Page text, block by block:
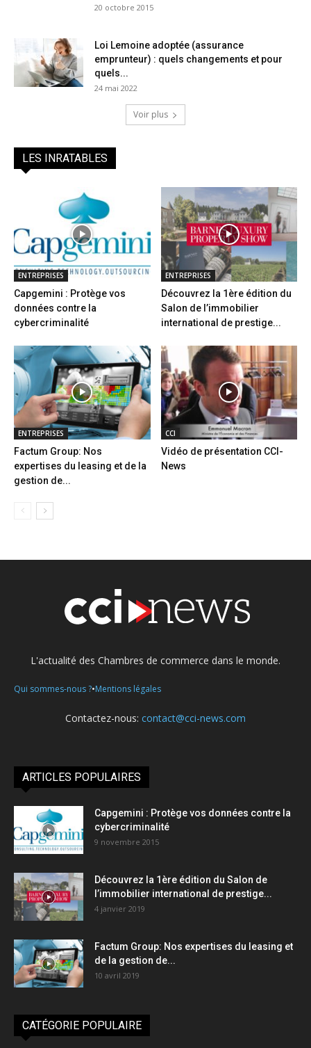
20 octobre 2015
Loi Lemoine adoptée (assurance
emprunteur) : quels changements et pour
quels...
24 mai 2022
Voir plus
LES INRATABLES
ENTREPRISES
Capgemini : Protège vos
données contre la
cybercriminalité
ENTREPRISES
Découvrez la 1ère édition du
Salon de l’immobilier
international de prestige...
ENTREPRISES
Factum Group: Nos
expertises du leasing et de la
gestion de...
CCI
Vidéo de présentation CCI-
News
L'actualité des Chambres de commerce dans le monde.
Qui sommes-nous ?•Mentions légales
Contactez-nous: contact@cci-news.com
ARTICLES POPULAIRES
Capgemini : Protège vos données contre la
cybercriminalité
9 novembre 2015
Découvrez la 1ère édition du Salon de
l’immobilier international de prestige...
4 janvier 2019
Factum Group: Nos expertises du leasing et
de la gestion de...
10 avril 2019
CATÉGORIE POPULAIRE